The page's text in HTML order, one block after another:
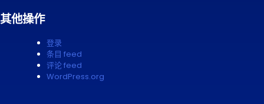
其他操作
登录
条目 feed
评论 feed
WordPress.org